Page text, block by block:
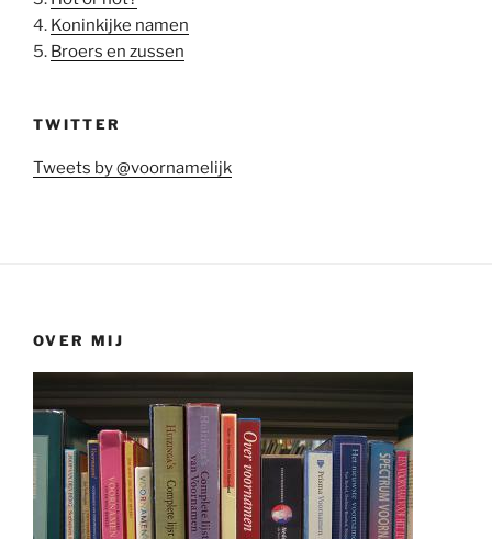
4. Koninkijke namen
5. Broers en zussen
TWITTER
Tweets by @voornamelijk
OVER MIJ